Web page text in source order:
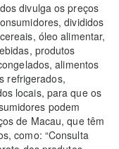
divulga os preços
divididos
óleo alimentar,
produtos
alimentos
refrigerados,
locais, para que os
podem
de Macau, que têm
como: “Consulta